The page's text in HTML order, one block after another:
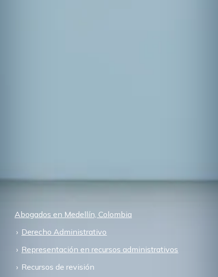
Abogados en Medellín, Colombia
Derecho Administrativo
Representación en recursos administrativos
Recursos de revisión